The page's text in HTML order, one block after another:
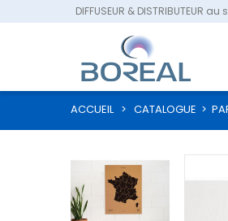
DIFFUSEUR &
ACCUEIL > CATALOGUE >